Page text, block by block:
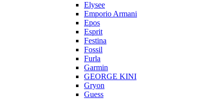
Elysee
Emporio Armani
Epos
Esprit
Festina
Fossil
Furla
Garmin
GEORGE KINI
Gryon
Guess